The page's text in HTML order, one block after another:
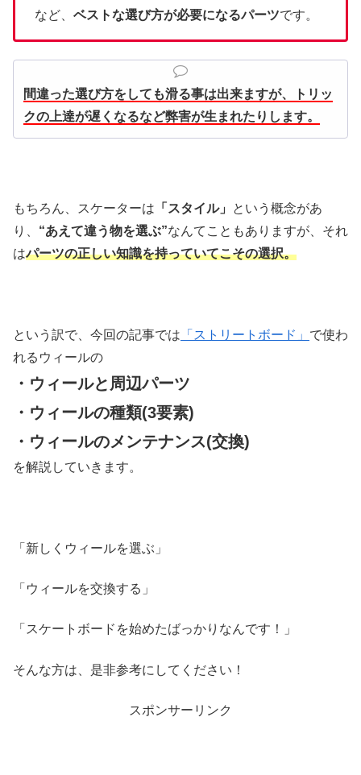
など、 ベストな選び方が必要になるパーツです。
間違った選び方をしても滑る事は出来ますが、トリッ
クの上達が遅くなるなど弊害が生まれたりします。
もちろん、スケーターは 「スタイル」
という概念があ
り、 “あえて違う物を選ぶ”なんてこともありますが、それ
はパーツの正しい知識を持っていてこその選択。
という訳で、今回の記事では 「ストリートボード」 で使わ
れるウィールの
・ウィールと周辺パーツ
・ウィールの種類(3要素)
・ウィールのメンテナンス(交換)
を解説していきます。
「新しくウィールを選ぶ」
「ウィールを交換する」
「スケートボードを始めたばっかりなんです！」
そんな方は、是非参考にしてください！
スポンサーリンク